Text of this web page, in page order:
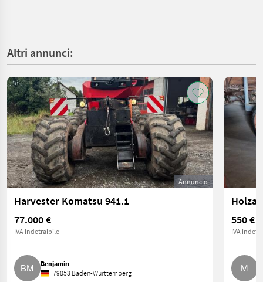
Altri annunci:
Annuncio
Harvester Komatsu 941.1
77.000 €
IVA indetraibile
Benjamin
79853 Baden-Württemberg
550 €
IVA